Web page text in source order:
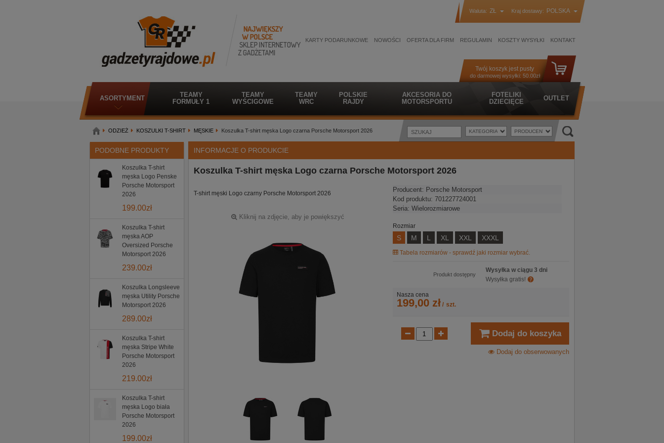
Waluta: ZŁ Kraj dostawy: POLSKA
KARTY PODARUNKOWE NOWOŚCI OFERTA DLA FIRM REGULAMIN KOSZTY WYSYŁKI KONTAKT
Twój koszyk jest pusty
do darmowej wysyłki: 50.00zł
ASORTYMENT
TEAMY
FORMUŁY 1
TEAMY
WYŚCIGOWE
TEAMY
WRC
POLSKIE
RAJDY
AKCESORIA DO
MOTORSPORTU
FOTELIKI
DZIECIĘCE
OUTLET
ODZIEŻ KOSZULKI T-SHIRT MĘSKIE Koszulka T-shirt męska Logo czarna Porsche Motorsport 2026
PODOBNE PRODUKTY
Koszulka T-shirt
męska Logo Penske
Porsche Motorsport
2026
199.00zł
Koszulka T-shirt
męska AOP
Oversized Porsche
Motorsport 2026
239.00zł
Koszulka Longsleeve
męska Utility Porsche
Motorsport 2026
289.00zł
Koszulka T-shirt
męska Stripe White
Porsche Motorsport
2026
219.00zł
Koszulka T-shirt
męska Logo biała
Porsche Motorsport
2026
199.00zł
INFORMACJE O PRODUKCIE
Koszulka T-shirt męska Logo czarna Porsche Motorsport 2026
T-shirt męski Logo czarny Porsche Motorsport 2026
Kliknij na zdjęcie, aby je powiększyć
Producent: Porsche Motorsport
Kod produktu: 701227724001
Seria: Wielorozmiarowe
Rozmiar
S M L XL XXL XXXL
Tabela rozmiarów - sprawdź jaki rozmiar wybrać.
Produkt dostępny
Wysyłka w ciągu 3 dni
Wysyłka gratis!
Nasza cena
199,00 zł/ szt.
Dodaj do koszyka
Dodaj do obserwowanych